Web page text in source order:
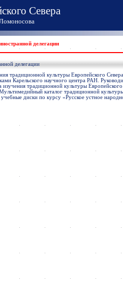
Севера
делегации
делегации
традиционной культуры Европейского
Карельского научного центра РАН.
традиционной культуры
каталог традиционной
диски по курсу «Русское устное